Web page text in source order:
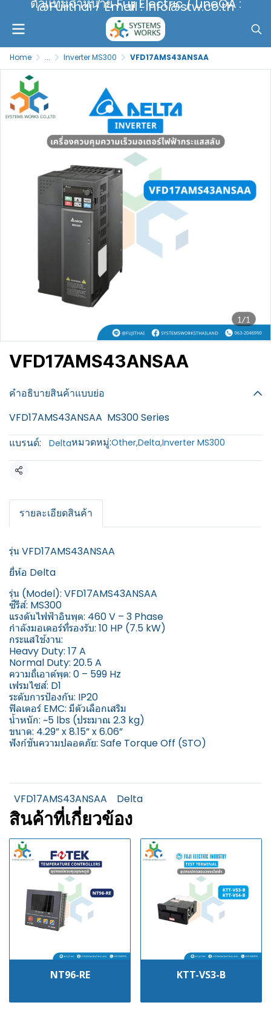
ตัวแทนจำหน่าย Fuji Electric / LineOA :
@Fujithai / Email : info@stw.co.th
Home ... Inverter MS300 VFD17AMS43ANSAA
1/1
VFD17AMS43ANSAA
คำอธิบายสินค้าแบบย่อ
VFD17AMS43ANSAA MS300 Series
แบรนด์:
Deltaหมวดหมู่:Other,Delta,Inverter MS300
แชร์
รายละเอียดสินค้า
รุ่น VFD17AMS43ANSAA
ยี่ห้อ Delta
รุ่น (Model): VFD17AMS43ANSAA
ซีรีส์: MS300
แรงดันไฟฟ้าอินพุต: 460 V – 3 Phase
กำลังมอเตอร์ที่รองรับ: 10 HP (7.5 kW)
กระแสใช้งาน:
Heavy Duty: 17 A
Normal Duty: 20.5 A
ความถี่เอาต์พุต: 0 – 599 Hz
เฟรมไซส์: D1
ระดับการป้องกัน: IP20
ฟิลเตอร์ EMC: มีตัวเลือกเสริม
น้ำหนัก: ~5 lbs (ประมาณ 2.3 kg)
ขนาด: 4.29” x 8.15” x 6.06”
ฟังก์ชันความปลอดภัย: Safe Torque Off (STO)
VFD17AMS43ANSAA Delta
สินค้าที่เกี่ยวข้อง
NT96-RE KTT-VS3-B